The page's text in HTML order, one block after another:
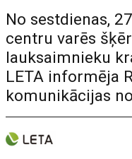
No sestdienas,
centru varēs
lauksaimnieku
LETA informēja
komunikācijas